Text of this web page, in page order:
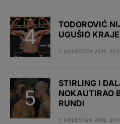
TODOROVIĆ
UGUŠIO
1. KOLOVOZA 2026.
STIRLING I
NOKAUTIRAO
RUNDI
1. KOLOVOZA 2026.